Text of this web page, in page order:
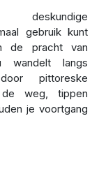
gebruik kunt
de pracht van
langs
pittoreske
weg, tippen
je voortgang